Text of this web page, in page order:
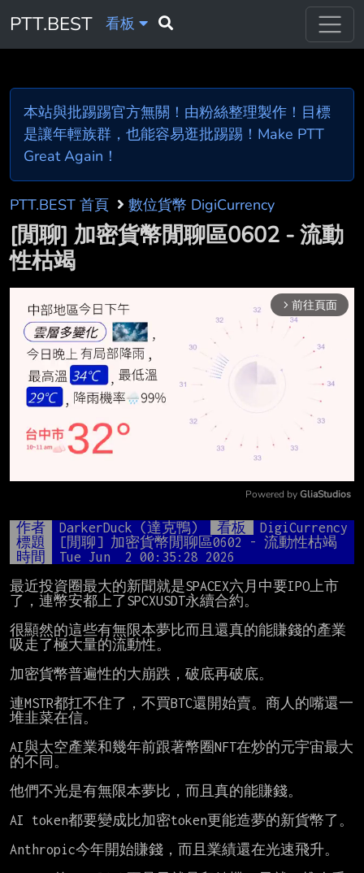
PTT.BEST 看板
本站與批踢踢官方無關！由粉絲整理製作！目標
是讓年輕族群，也能容易逛批踢踢！Make PTT
Great Again！
PTT.BEST 首頁 數位貨幣 DigiCurrency
[閒聊] 加密貨幣閒聊區0602 - 流動
性枯竭
arrow_forward_ios 前往頁面
Mute
Powered by GliaStudios
作者 DarkerDuck (達克鴨) 看板
DigiCurrency
標題
[閒聊] 加密貨幣閒聊區0602 - 流動性枯竭
時間
Tue Jun  2 00:35:28 2026
最近投資圈最大的新聞就是SPACEX六月中要IPO上市
了，連幣安都上了SPCXUSDT永續合約。
很顯然的這些有無限本夢比而且還真的能賺錢的產業
吸走了極大量的流動性。
加密貨幣普遍性的大崩跌，破底再破底。
連MSTR都扛不住了，不買BTC還開始賣。商人的嘴還一
堆韭菜在信。
AI與太空產業和幾年前跟著幣圈NFT在炒的元宇宙最大
的不同。
他們不光是有無限本夢比，而且真的能賺錢。
AI token都要變成比加密token更能造夢的新貨幣了。
Anthropic今年開始賺錢，而且業績還在光速飛升。